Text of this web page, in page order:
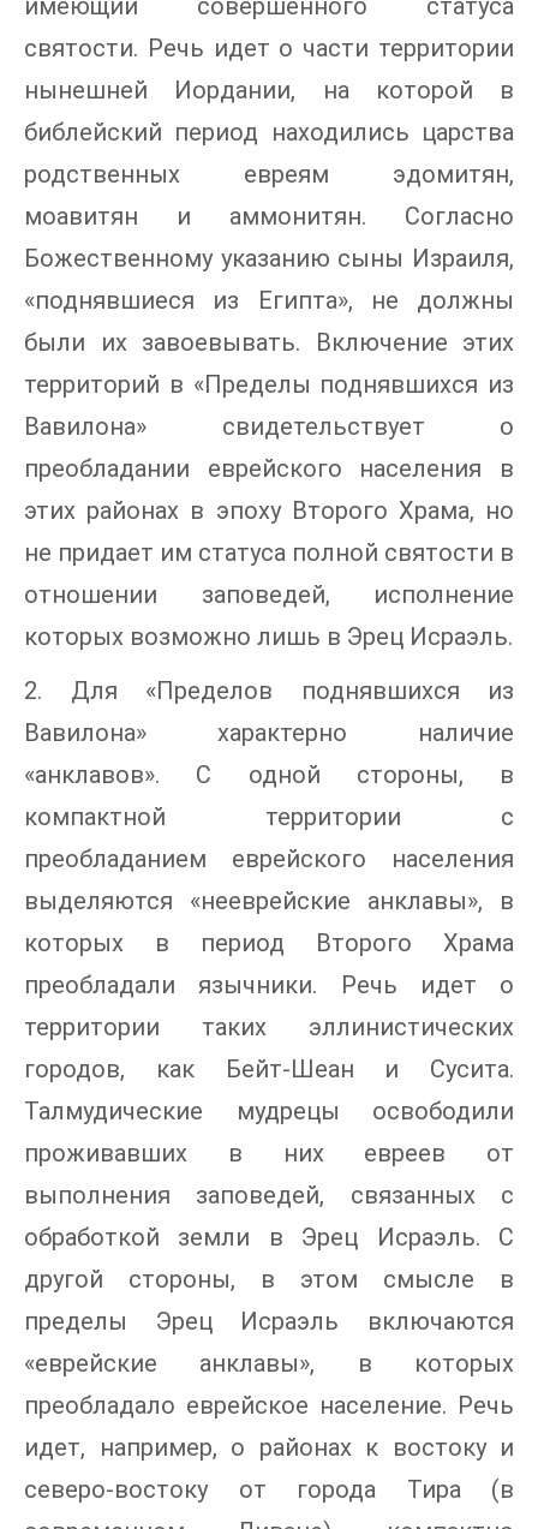
имеющий совершенного статуса
святости. Речь идет о части территории
нынешней Иордании, на которой в
библейский период находились царства
родственных евреям эдомитян,
моавитян и аммонитян. Согласно
Божественному указанию сыны Израиля,
«поднявшиеся из Египта», не должны
были их завоевывать. Включение этих
территорий в «Пределы поднявшихся из
Вавилона» свидетельствует о
преобладании еврейского населения в
этих районах в эпоху Второго Храма, но
не придает им статуса полной святости в
отношении заповедей, исполнение
которых возможно лишь в Эрец Исраэль.
2. Для «Пределов поднявшихся из
Вавилона» характерно наличие
«анклавов». С одной стороны, в
компактной территории с
преобладанием еврейского населения
выделяются «нееврейские анклавы», в
которых в период Второго Храма
преобладали язычники. Речь идет о
территории таких эллинистических
городов, как Бейт-Шеан и Сусита.
Талмудические мудрецы освободили
проживавших в них евреев от
выполнения заповедей, связанных с
обработкой земли в Эрец Исраэль. С
другой стороны, в этом смысле в
пределы Эрец Исраэль включаются
«еврейские анклавы», в которых
преобладало еврейское население. Речь
идет, например, о районах к востоку и
северо-востоку от города Тира (в